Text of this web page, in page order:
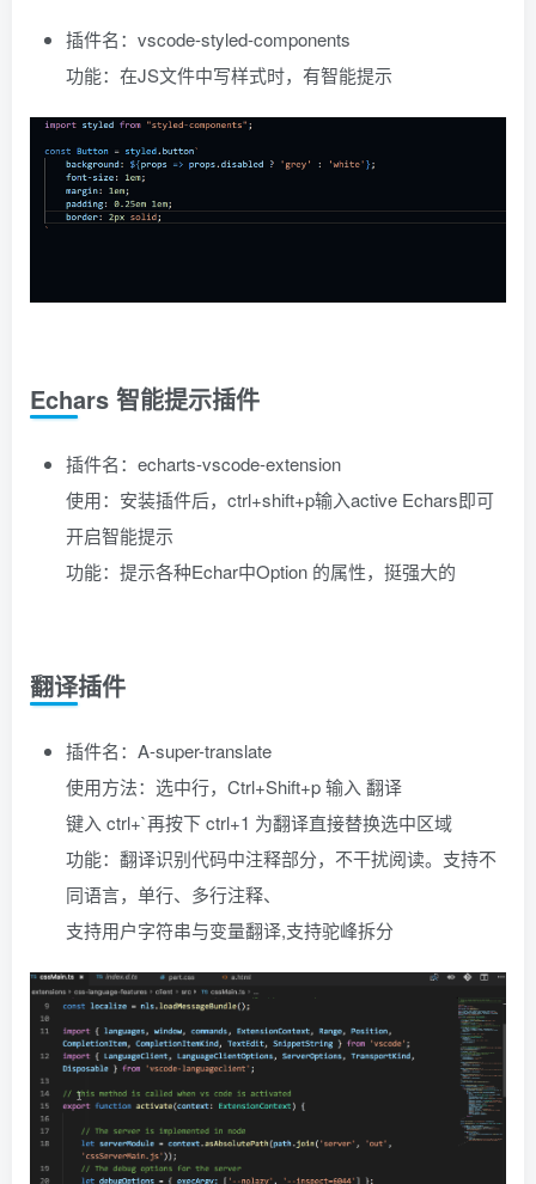
插件名：vscode-styled-components
功能：在JS文件中写样式时，有智能提示
Echars 智能提示插件
插件名：echarts-vscode-extension
使用：安装插件后，ctrl+shift+p输入active Echars即可
开启智能提示
功能：提示各种Echar中Option 的属性，挺强大的
翻译插件
插件名：A-super-translate
使用方法：选中行，Ctrl+Shift+p 输入 翻译
键入 ctrl+`再按下 ctrl+1 为翻译直接替换选中区域
功能：翻译识别代码中注释部分，不干扰阅读。支持不
同语言，单行、多行注释、
支持用户字符串与变量翻译,支持驼峰拆分